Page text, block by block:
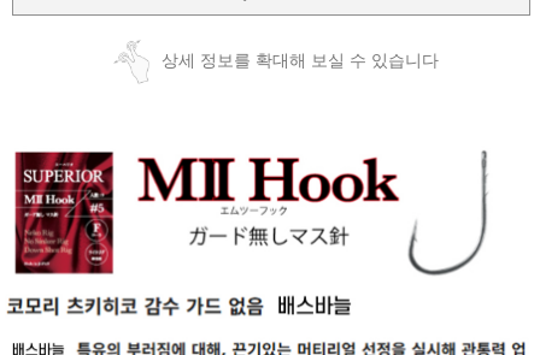
상세 정보를 확대해 보실 수 있습니다